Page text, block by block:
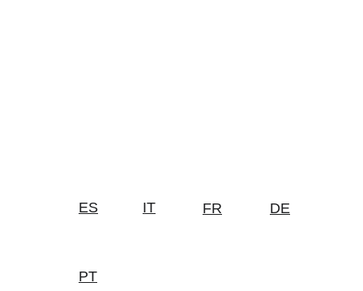
ES IT FR DE
PT